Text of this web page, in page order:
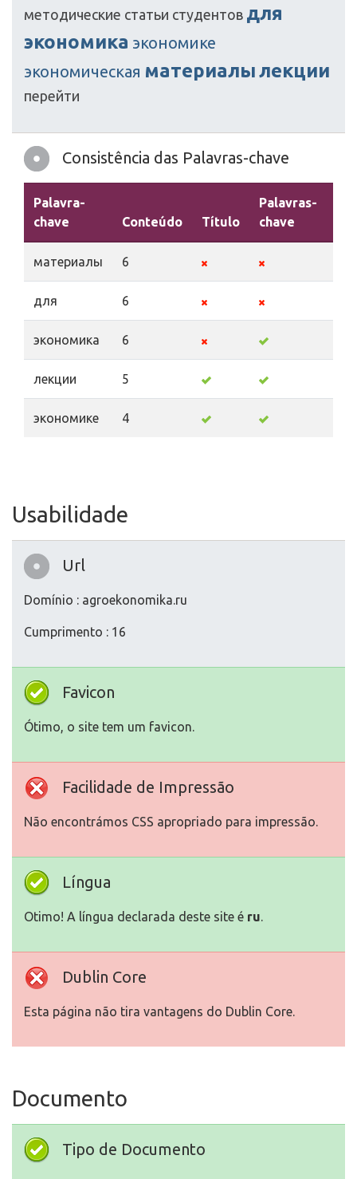
методические статьи студентов для
экономика экономике
экономическая материалылекции
перейти
Consistência das Palavras-chave
Palavra-
chave
Conteúdo Título
Palavras-
chave
материалы 6
для 6
экономика 6
лекции 5
экономике 4
Usabilidade
Url
Domínio : agroekonomika.ru
Cumprimento : 16
Favicon
Ótimo, o site tem um favicon.
Facilidade de Impressão
Não encontrámos CSS apropriado para impressão.
Língua
Otimo! A língua declarada deste site é ru.
Dublin Core
Esta página não tira vantagens do Dublin Core.
Documento
Tipo de Documento